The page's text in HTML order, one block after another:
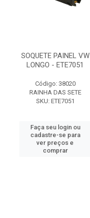
SOQUETE PAINEL VW
LONGO - ETE7051
Código: 38020
RAINHA DAS SETE
SKU: ETE7051
Faça seu login ou
cadastre-se para
ver preços e
comprar